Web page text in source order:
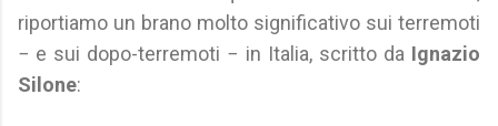
riportiamo un brano molto significativo sui terremoti
− e sui dopo-terremoti − in Italia, scritto da Ignazio
Silone: